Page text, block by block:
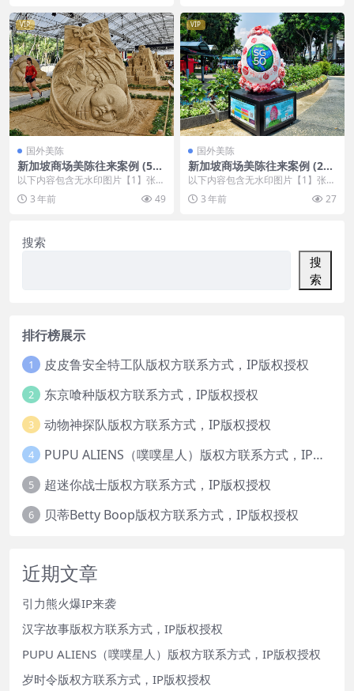
VIP
国外美陈
新加坡商场美陈往来案例 (50
4)遵义市美陈巴巴
以下内容包含无水印图片【1】张
，开通会员无障碍浏览 开通VIP会
员 3 年前 49
VIP
国外美陈
新加坡商场美陈往来案例 (251
0)金华市美陈PPT
以下内容包含无水印图片【1】张
，开通会员无障碍浏览 开通VIP会
员 3 年前 27
搜索
搜
索
排行榜展示
1 皮皮鲁安全特工队版权方联系方式，IP版权授权
2 东京喰种版权方联系方式，IP版权授权
3 动物神探队版权方联系方式，IP版权授权
4 PUPU ALIENS（噗噗星人）版权方联系方式，IP版权授权
5 超迷你战士版权方联系方式，IP版权授权
6 贝蒂Betty Boop版权方联系方式，IP版权授权
近期文章
引力熊火爆IP来袭
汉字故事版权方联系方式，IP版权授权
PUPU ALIENS（噗噗星人）版权方联系方式，IP版权授权
岁时令版权方联系方式，IP版权授权